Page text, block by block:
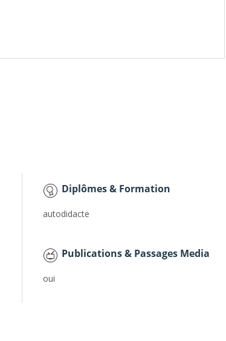
Diplômes & Formation
autodidacte
Publications & Passages Media
oui